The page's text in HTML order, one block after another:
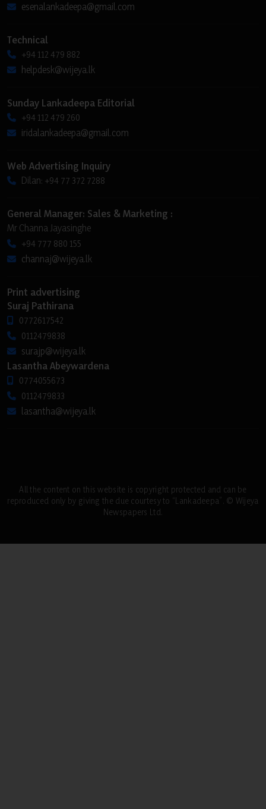
esenalankadeepa@gmail.com
Technical
+94 112 479 882
helpdesk@wijeya.lk
Sunday Lankadeepa Editorial
+94 112 479 260
iridalankadeepa@gmail.com
Web Advertising Inquiry
Dilan: +94 77 372 7288
General Manager: Sales & Marketing :
Mr Channa Jayasinghe
+94 777 880 155
channaj@wijeya.lk
Print advertising
Suraj Pathirana
0772617542
0112479838
surajp@wijeya.lk
Lasantha Abeywardena
0774055673
0112479833
lasantha@wijeya.lk
All the content on this website is copyright protected and can be
reproduced only by giving the due courtesy to “Lankadeepa”. © Wijeya
Newspapers Ltd.